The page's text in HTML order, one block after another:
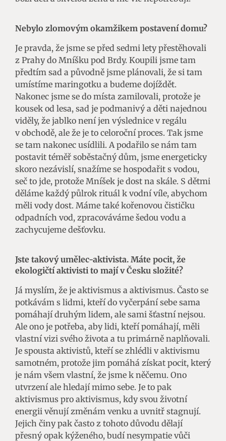
Nebylo zlomovým okamžikem postavení domu?
Je pravda, že jsme se před sedmi lety přestěhovali
z Prahy do Mníšku pod Brdy. Koupili jsme tam
předtím sad a původně jsme plánovali, že si tam
umístíme maringotku a budeme dojíždět.
Nakonec jsme se do místa zamilovali, protože je
kousek od lesa, sad je podmanivý a děti najednou
viděly, že jablko není jen výslednice v regálu
v obchodě, ale že je to celoroční proces. Tak jsme
se tam nakonec usídlili. A podařilo se nám tam
postavit téměř soběstačný dům, jsme energeticky
skoro nezávislí, snažíme se hospodařit s vodou,
seč to jde, protože Mníšek je dost na skále. S dětmi
děláme každý půlrok rituál k vodní víle, abychom
měli vody dost. Máme také kořenovou čističku
odpadních vod, zpracováváme šedou vodu a
zachycujeme dešťovku.
Jste takový umělec-aktivista. Máte pocit, že
ekologičtí aktivisti to mají v Česku složité?
Já myslím, že je aktivismus a aktivismus. Často se
potkávám s lidmi, kteří do vyčerpání sebe sama
pomáhají druhým lidem, ale sami šťastní nejsou.
Ale ono je potřeba, aby lidi, kteří pomáhají, měli
vlastní vizi svého života a tu primárně naplňovali.
Je spousta aktivistů, kteří se zhlédli v aktivismu
samotném, protože jim pomáhá získat pocit, který
je nám všem vlastní, že jsme k něčemu. Ono
utvrzení ale hledají mimo sebe. Je to pak
aktivismus pro aktivismus, kdy svou životní
energii věnují změnám venku a uvnitř stagnují.
Jejich činy pak často z tohoto důvodu dělají
přesný opak kýženého, budí nesympatie vůči